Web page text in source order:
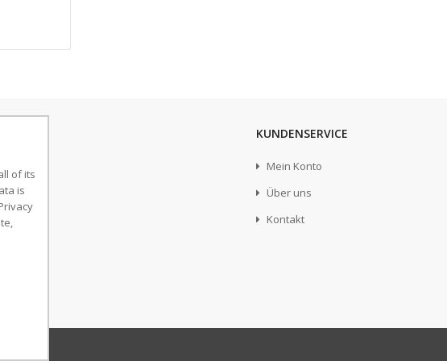
KUNDENSERVICE
Mein Konto
Über uns
Kontakt
of its
is